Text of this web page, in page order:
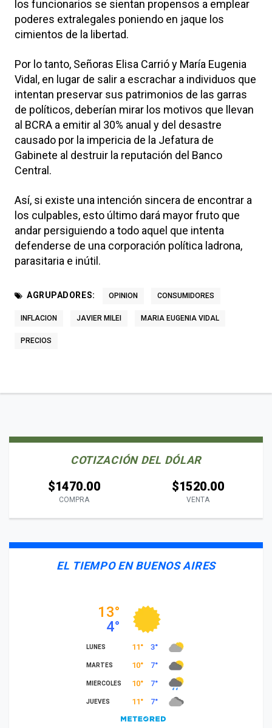
los funcionarios se sientan propensos a emplear
poderes extralegales poniendo en jaque los
cimientos de la libertad.
Por lo tanto, Señoras Elisa Carrió y María Eugenia
Vidal, en lugar de salir a escrachar a individuos que
intentan preservar sus patrimonios de las garras
de políticos, deberían mirar los motivos que llevan
al BCRA a emitir al 30% anual y del desastre
causado por la impericia de la Jefatura de
Gabinete al destruir la reputación del Banco
Central.
Así, si existe una intención sincera de encontrar a
los culpables, esto último dará mayor fruto que
andar persiguiendo a todo aquel que intenta
defenderse de una corporación política ladrona,
parasitaria e inútil.
AGRUPADORES: OPINION CONSUMIDORES
INFLACION JAVIER MILEI MARIA EUGENIA VIDAL
PRECIOS
COTIZACIÓN DEL DÓLAR
$1470.00
COMPRA
$1520.00
VENTA
EL TIEMPO EN BUENOS AIRES